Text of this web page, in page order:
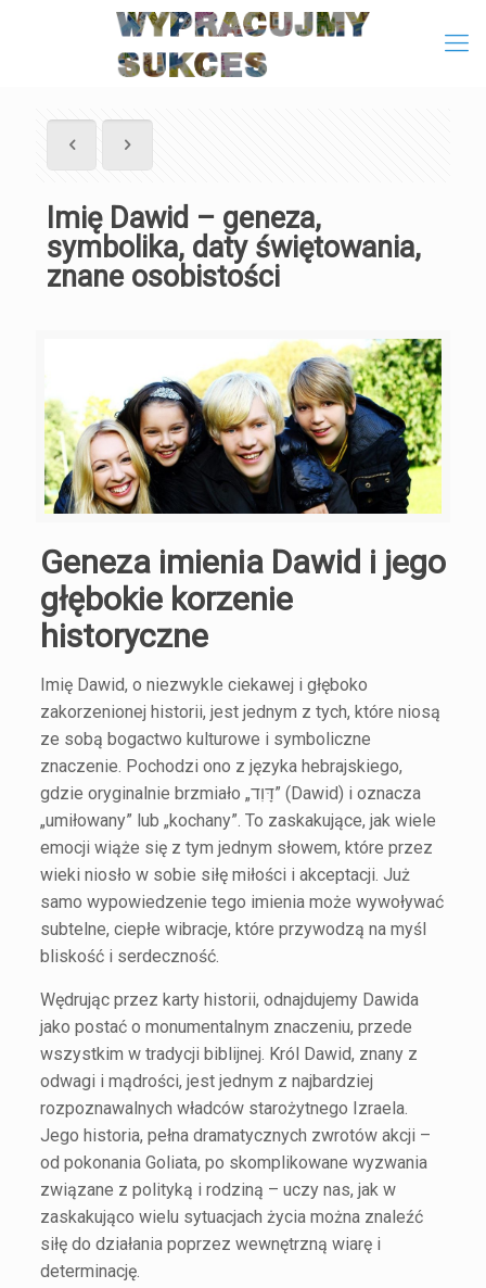
Imię Dawid – geneza,
symbolika, daty świętowania,
znane osobistości
Geneza imienia Dawid i jego
głębokie korzenie
historyczne
Imię Dawid, o niezwykle ciekawej i głęboko
zakorzenionej historii, jest jednym z tych, które niosą
ze sobą bogactwo kulturowe i symboliczne
znaczenie. Pochodzi ono z języka hebrajskiego,
gdzie oryginalnie brzmiało „דָּוִד” (Dawid) i oznacza
„umiłowany” lub „kochany”. To zaskakujące, jak wiele
emocji wiąże się z tym jednym słowem, które przez
wieki niosło w sobie siłę miłości i akceptacji. Już
samo wypowiedzenie tego imienia może wywoływać
subtelne, ciepłe wibracje, które przywodzą na myśl
bliskość i serdeczność.
Wędrując przez karty historii, odnajdujemy Dawida
jako postać o monumentalnym znaczeniu, przede
wszystkim w tradycji biblijnej. Król Dawid, znany z
odwagi i mądrości, jest jednym z najbardziej
rozpoznawalnych władców starożytnego Izraela.
Jego historia, pełna dramatycznych zwrotów akcji –
od pokonania Goliata, po skomplikowane wyzwania
związane z polityką i rodziną – uczy nas, jak w
zaskakująco wielu sytuacjach życia można znaleźć
siłę do działania poprzez wewnętrzną wiarę i
determinację.